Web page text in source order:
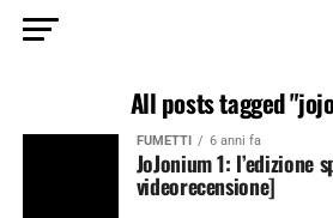
All posts tagged
FUMETTI 6 anni fa
JoJonium 1: l’edizione
videorecensione]